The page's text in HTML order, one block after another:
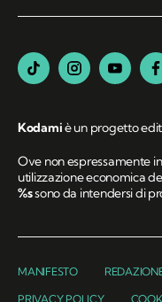
Kodamiè un progetto
Ove non espressamente
utilizzazione economica
%ssono da intendersi di
MANIFESTO
PRIVACY POLICY